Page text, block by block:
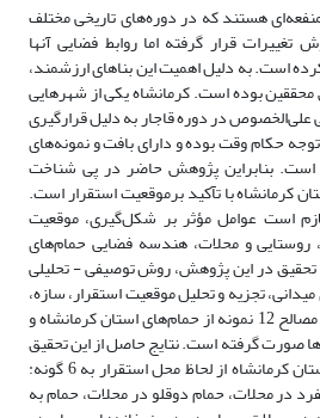
هستند که در دوره‌های تاریخی مختلف
قرار گرفته اما روابط فضایی آنها
است. به دلیل اهمیت این بناهای ارزشمند،
بوده است. کرمانشاه یکی از شهرهایی
در دوره قاجار به دلیل قرارگیری
حکام وقت بوده و دارای بافت و نمونه‌های
است. بنابراین پژوهش حاضر در پی شناخت
کرمانشاه با تآکید برموقعیت استقرار است.
است عوامل مؤثر بر شکل‌گیری، موقعیت
روستایی و محلات، هندسه فضایی حمام‌های
در این پژوهش، روش توصیفی - تحلیلی
تجزیه و تحلیل موقعیت استقرار، سازه،
معماری، تزئینات ، تناسبات و مصالح 12 نمونه از حمام‌های استان کرمانشاه و
صورت گرفته است. نتایج حاصل از این تحقیق
نشانمی‌دهند که حمام‌های استان کرمانشاه از لحاظ محل استقرار به 6 گونه:
در محلات، حمام دوقلو در محلات، حمام به